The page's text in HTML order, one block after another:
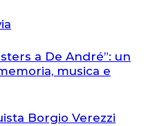
a De André”: un
musica e
Borgio Verezzi